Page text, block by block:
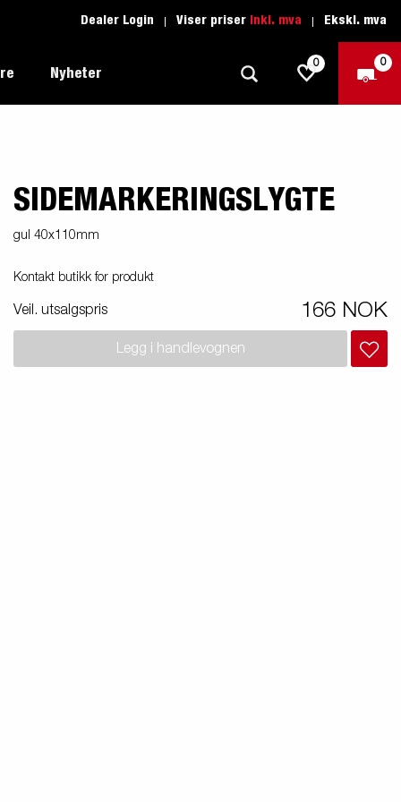
Dealer Login Viser priser Inkl. mva Ekskl. mva
Tilhenger for fritid
Tilhenger for vannsport
Tilhengere for entreprenøren
Kjøreskole
du
1205 Limited Edition
-
Nyheter
0 0
SIDEMARKERINGSLYGTE
gul 40x110mm
Kontakt butikk for produkt
Veil. utsalgspris 166 NOK
Legg i handlevognen